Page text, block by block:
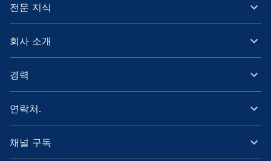
전문 지식
회사 소개
경력
연락처.
채널 구독